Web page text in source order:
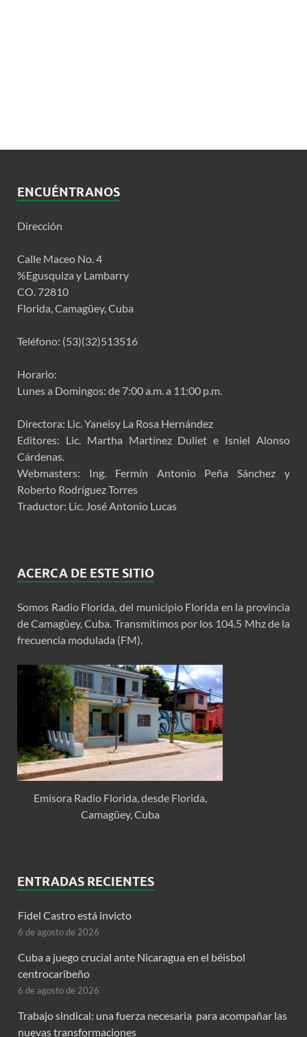
ENCUÉNTRANOS
Dirección
Calle Maceo No. 4
%Egusquiza y Lambarry
CO. 72810
Florida, Camagüey, Cuba
Teléfono: (53)(32)513516
Horario:
Lunes a Domingos: de 7:00 a.m. a 11:00 p.m.
Directora: Lic. Yaneisy La Rosa Hernández
Editores: Lic. Martha Martínez Duliet e Isniel Alonso
Cárdenas.
Webmasters: Ing. Fermín Antonio Peña Sánchez y
Roberto Rodríguez Torres
Traductor: Lic. José Antonio Lucas
ACERCA DE ESTE SITIO
Somos Radio Florida, del municipio Florida en la provincia
de Camagüey, Cuba. Transmitimos por los 104.5 Mhz de la
frecuencia modulada (FM).
Emisora Radio Florida, desde Florida,
Camagüey, Cuba
ENTRADAS RECIENTES
Fidel Castro está invicto
6 de agosto de 2026
Cuba a juego crucial ante Nicaragua en el béisbol
centrocaribeño
6 de agosto de 2026
Trabajo sindical: una fuerza necesaria para acompañar las
nuevas transformaciones